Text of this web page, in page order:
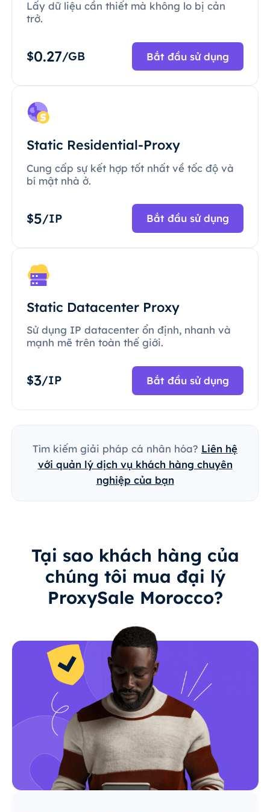
Lấy dữ liệu cần thiết mà không lo bị cản
trở.
$0.27/GB Bắt đầu sử dụng
Static Residential-Proxy
Cung cấp sự kết hợp tốt nhất về tốc độ và
bí mật nhà ở.
$5/IP Bắt đầu sử dụng
Static Datacenter Proxy
Sử dụng IP datacenter ổn định, nhanh và
mạnh mẽ trên toàn thế giới.
$3/IP Bắt đầu sử dụng
Tìm kiếm giải pháp cá nhân hóa? Liên hệ
với quản lý dịch vụ khách hàng chuyên
nghiệp của bạn
Tại sao khách hàng của
chúng tôi mua đại lý
ProxySale Morocco?